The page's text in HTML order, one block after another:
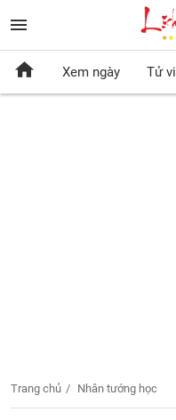
Xem ngày Tử vi
Trang chủ Nhân tướng học